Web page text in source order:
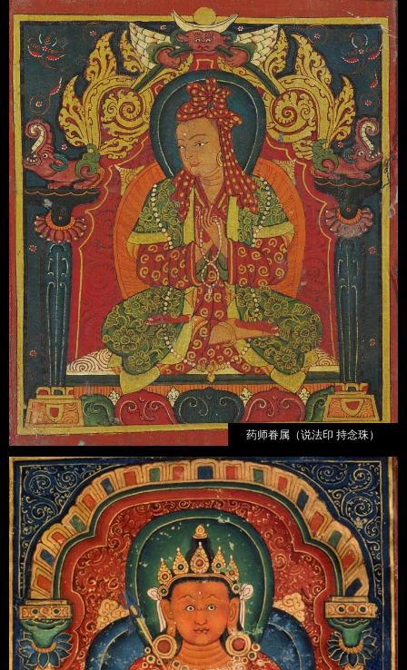
药师眷属（说法印 持念珠）